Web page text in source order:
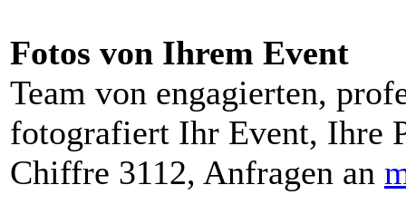
Fotos von Ihrem Event
Team von engagierten,
fotografiert Ihr Event, Ihre
Chiffre 3112, Anfragen an